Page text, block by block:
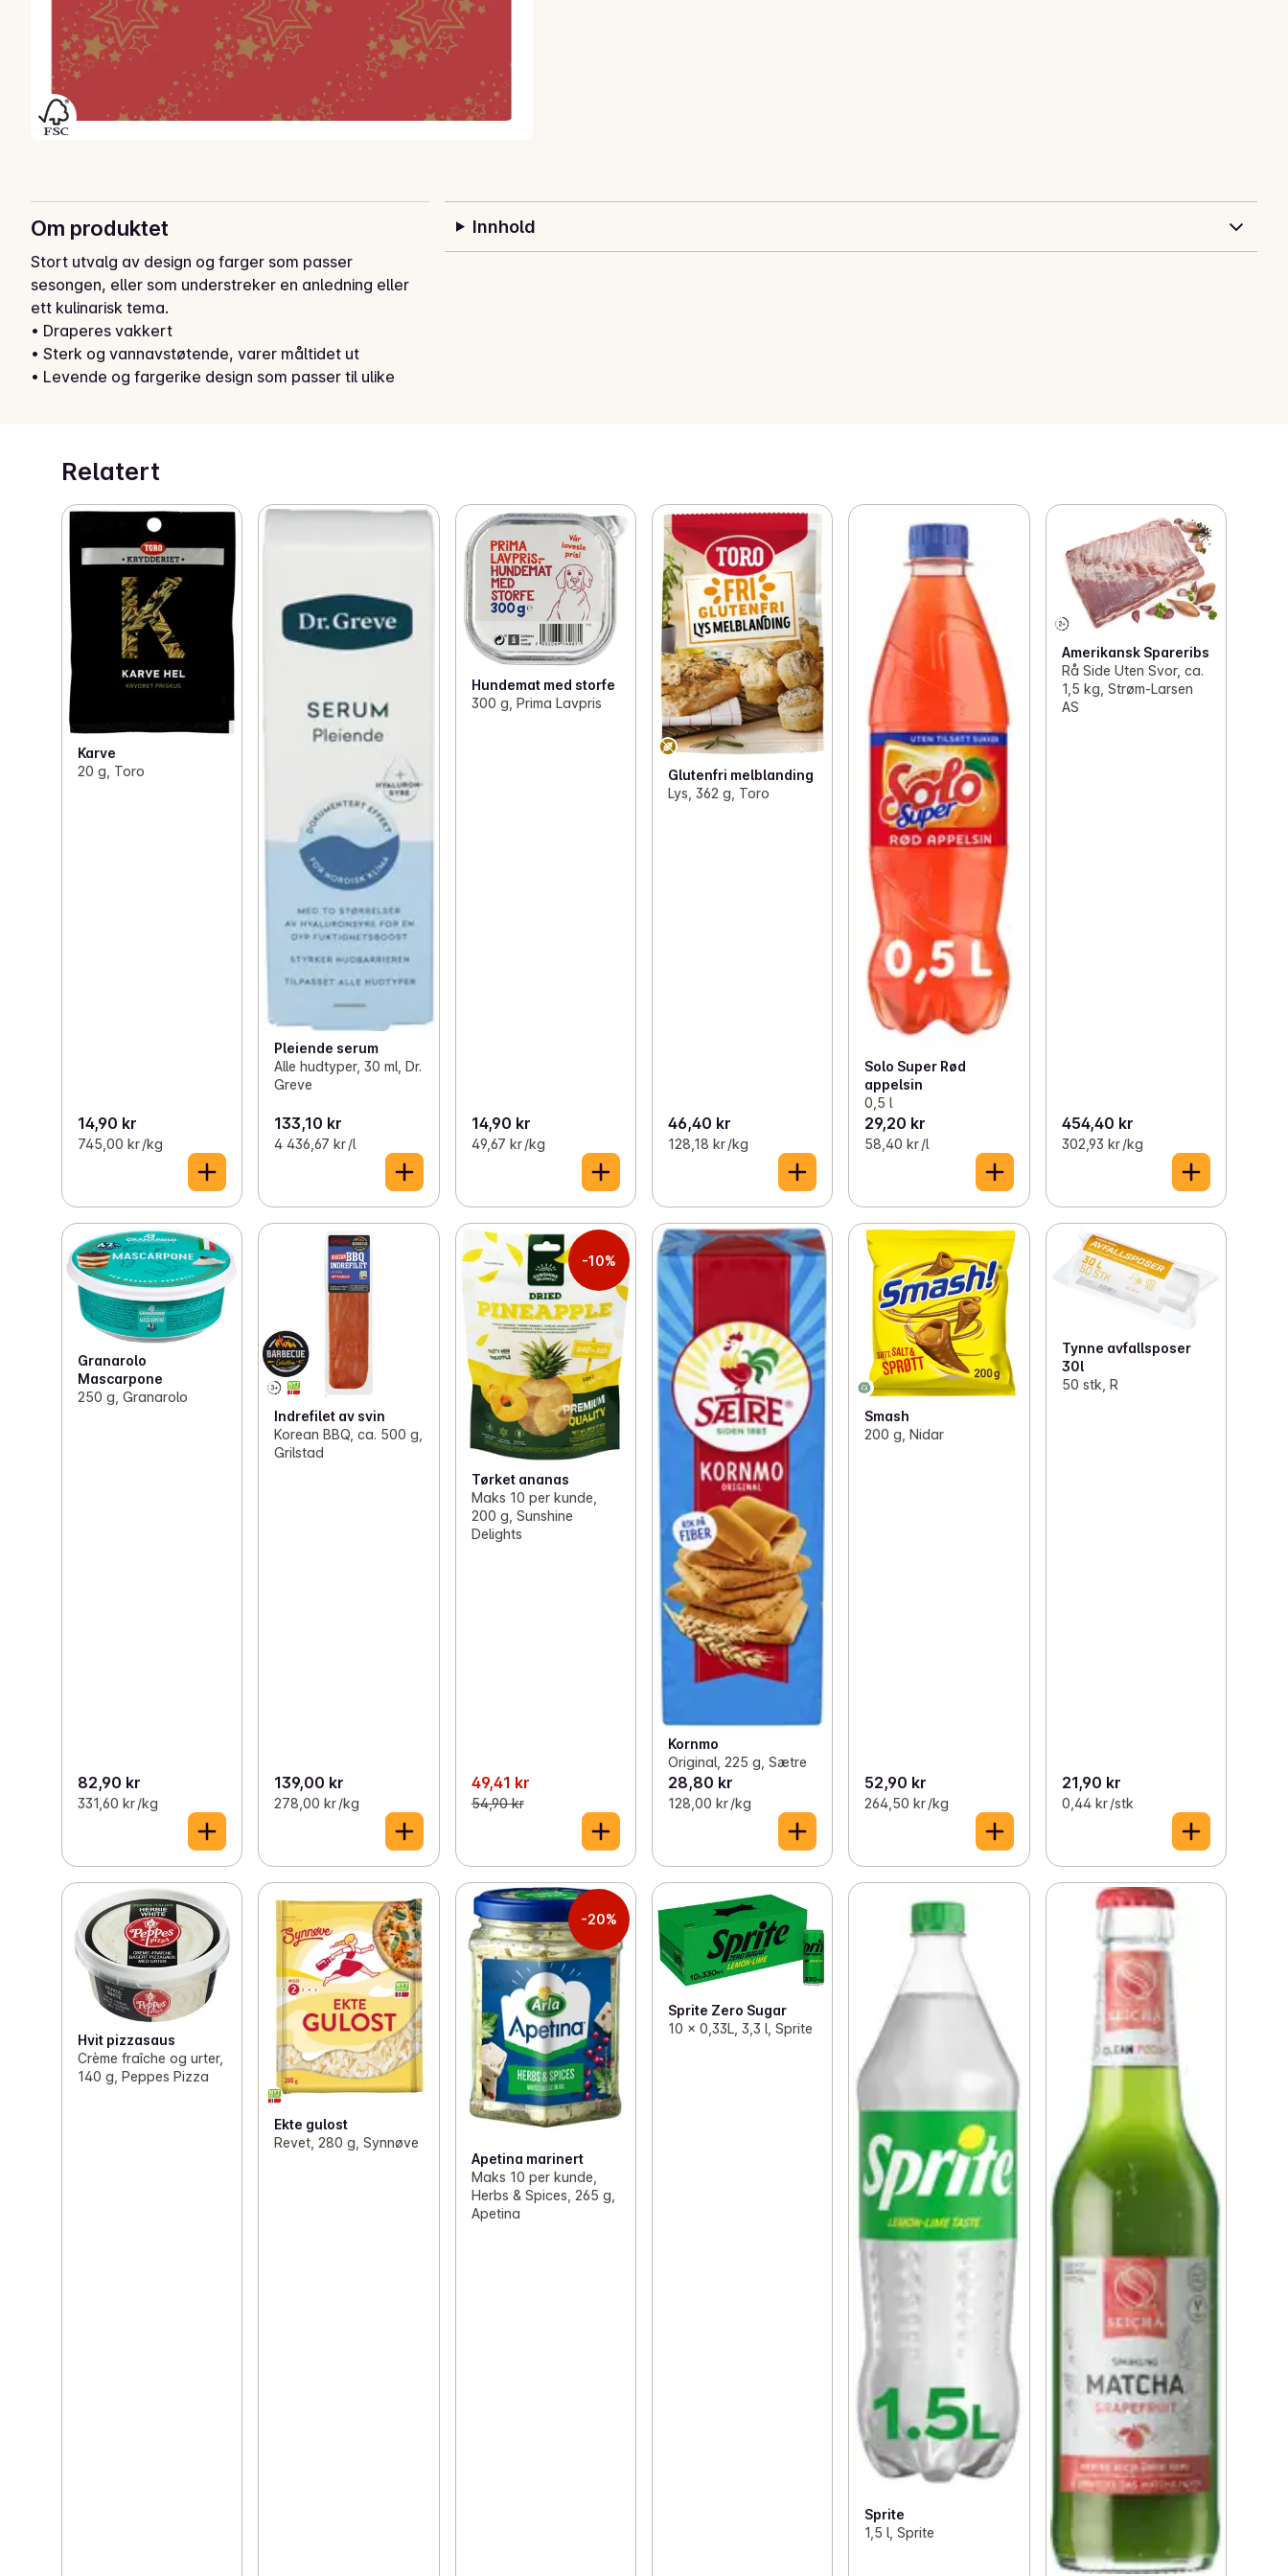
Om produktet
Stort utvalg av design og farger som passer
sesongen, eller som understreker en anledning eller
ett kulinarisk tema.
• Draperes vakkert
• Sterk og vannavstøtende, varer måltidet ut
• Levende og fargerike design som passer til ulike
Innhold
Relatert
Karve
20 g, Toro
14,90 kr
745,00 kr /kg
Pleiende serum
Alle hudtyper, 30 ml, Dr.
Greve
133,10 kr
4 436,67 kr /l
Hundemat med storfe
300 g, Prima Lavpris
14,90 kr
49,67 kr /kg
Glutenfri melblanding
Lys, 362 g, Toro
46,40 kr
128,18 kr /kg
Solo Super Rød
appelsin
0,5 l
29,20 kr
58,40 kr /l
Amerikansk Spareribs
Rå Side Uten Svor, ca.
1,5 kg, Strøm-Larsen
AS
454,40 kr
302,93 kr /kg
Granarolo
Mascarpone
250 g, Granarolo
82,90 kr
331,60 kr /kg
Indrefilet av svin
Korean BBQ, ca. 500 g,
Grilstad
139,00 kr
278,00 kr /kg
-10%
Tørket ananas
Maks 10 per kunde,
200 g, Sunshine
Delights
49,41 kr
54,90 kr
Kornmo
Original, 225 g, Sætre
28,80 kr
128,00 kr /kg
Smash
200 g, Nidar
52,90 kr
264,50 kr /kg
Tynne avfallsposer
30l
50 stk, R
21,90 kr
0,44 kr /stk
Hvit pizzasaus
Crème fraîche og urter,
140 g, Peppes Pizza
Ekte gulost
Revet, 280 g, Synnøve
-20%
Apetina marinert
Maks 10 per kunde,
Herbs & Spices, 265 g,
Apetina
Sprite Zero Sugar
10 x 0,33L, 3,3 l, Sprite
Sprite
1,5 l, Sprite